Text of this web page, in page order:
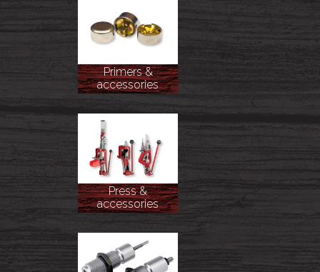
Primers &
accessories
Press &
accessories